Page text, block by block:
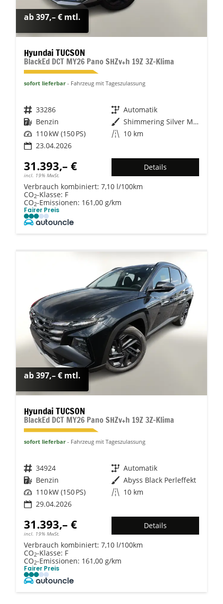
ab 397,– € mtl.
Hyundai TUCSON
BlackEd DCT MY26 Pano SHZv+h 19Z 3Z-Klima
sofort lieferbar Fahrzeug mit Tageszulassung
Fahrzeugnr. 33286 Getriebe Automatik
Kraftstoff Benzin Außenfarbe
Shimmering Silver Metallic
Leistung 110 kW (150 PS) Kilometerstand 10 km
23.04.2026
31.393,– €
incl. 19% MwSt.
Details
Verbrauch kombiniert: 7,10 l/100km
CO2-Klasse: F
CO2-Emissionen: 161,00 g/km
Fairer Preis
ab 397,– € mtl.
Hyundai TUCSON
BlackEd DCT MY26 Pano SHZv+h 19Z 3Z-Klima
sofort lieferbar Fahrzeug mit Tageszulassung
Fahrzeugnr. 34924 Getriebe Automatik
Kraftstoff Benzin Außenfarbe Abyss Black Perleffekt
Leistung 110 kW (150 PS) Kilometerstand 10 km
29.04.2026
31.393,– €
incl. 19% MwSt.
Details
Verbrauch kombiniert: 7,10 l/100km
CO2-Klasse: F
CO2-Emissionen: 161,00 g/km
Fairer Preis